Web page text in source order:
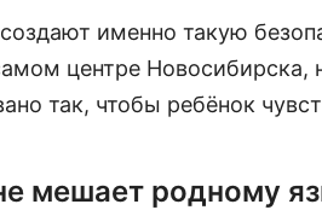
создают именно такую
центре
так, чтобы ребёнок
мешает родному